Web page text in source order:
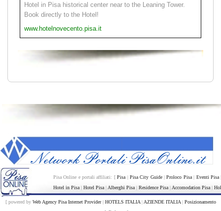
Hotel in Pisa historical center near to the Leaning Tower.
Book directly to the Hotel!
www.hotelnovecento.pisa.it
Pisa Online e portali affiliati: [Pisa | Pisa City Guide|Proloco Pisa| Eventi Pisa
Hotel in Pisa | Hotel Pisa | Alberghi Pisa | Residence Pisa | Accomodation Pisa |
[ powered by Web Agency Pisa Internet Provider| HOTELS ITALIA| AZIENDE ITALIA| Posizionamento